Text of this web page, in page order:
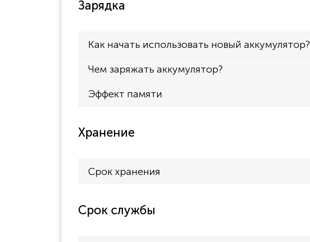
Зарядка
Как начать использовать новый аккумулятор?
Чем заряжать аккумулятор?
Эффект памяти
Хранение
Срок хранения
Срок службы